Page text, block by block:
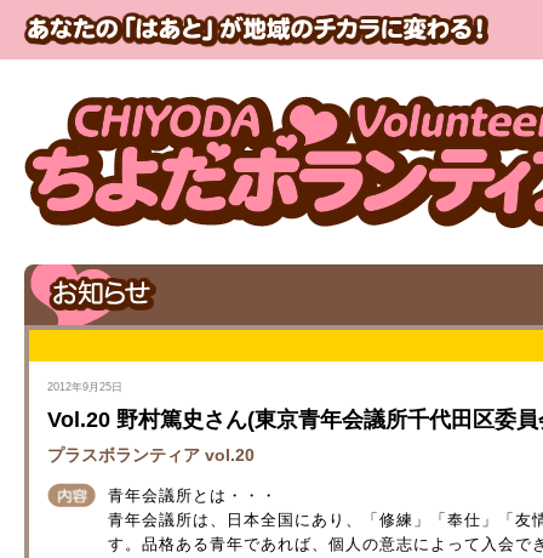
2012年9月25日
Vol.20 野村篤史さん(東京青年会議所千代田区委
プラスボランティア vol.20
青年会議所とは・・・
青年会議所は、日本全国にあり、「修練」「奉仕」「
す。品格ある青年であれば、個人の意志によって入会